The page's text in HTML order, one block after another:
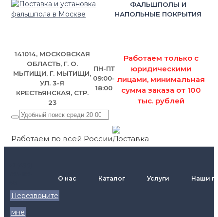
ФАЛЬШПОЛЫ И
НАПОЛЬНЫЕ ПОКРЫТИЯ
141014, МОСКОВСКАЯ
ОБЛАСТЬ, Г. О.
МЫТИЩИ, Г. МЫТИЩИ,
УЛ. 3-Я
КРЕСТЬЯНСКАЯ, СТР.
23
ПН-ПТ
09:00-
18:00
Работаем только с
юридическими
лицами, минимальная
сумма заказа от 100
тыс. рублей
Работаем по всей России
Перезвоните
мне
О нас Каталог Услуги Наши